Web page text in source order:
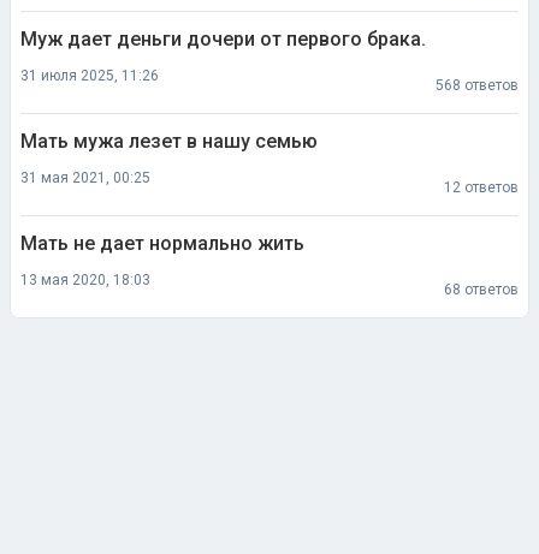
Муж дает деньги дочери от первого брака.
31 июля 2025, 11:26
568 ответов
Мать мужа лезет в нашу семью
31 мая 2021, 00:25
12 ответов
Мать не дает нормально жить
13 мая 2020, 18:03
68 ответов